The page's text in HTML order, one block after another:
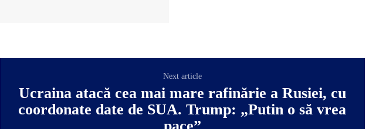
Next article
Ucraina atacă cea mai mare rafinărie a Rusiei, cu
coordonate date de SUA. Trump: „Putin o să vrea